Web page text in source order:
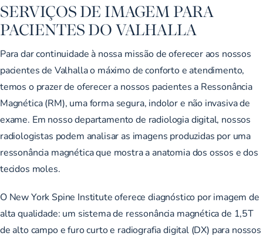
SERVIÇOS DE IMAGEM PARA
PACIENTES DO VALHALLA
Para dar continuidade à nossa missão de oferecer aos nossos
pacientes de Valhalla o máximo de conforto e atendimento,
temos o prazer de oferecer a nossos pacientes a Ressonância
Magnética (RM), uma forma segura, indolor e não invasiva de
exame. Em nosso departamento de radiologia digital, nossos
radiologistas podem analisar as imagens produzidas por uma
ressonância magnética que mostra a anatomia dos ossos e dos
tecidos moles.
O New York Spine Institute oferece diagnóstico por imagem de
alta qualidade: um sistema de ressonância magnética de 1,5T
de alto campo e furo curto e radiografia digital (DX) para nossos